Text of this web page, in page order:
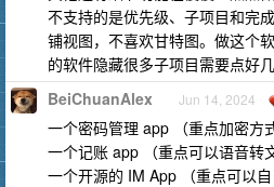
不支持的是优先级、子项目和完
铺视图，不喜欢甘特图。做这个
的软件隐藏很多子项目需要点好几
BeiChuanAlex Jun 14, 2024
一个密码管理 app （重点加密方
一个记账 app （重点可以语音转
一个开源的 IM App （重点可以自